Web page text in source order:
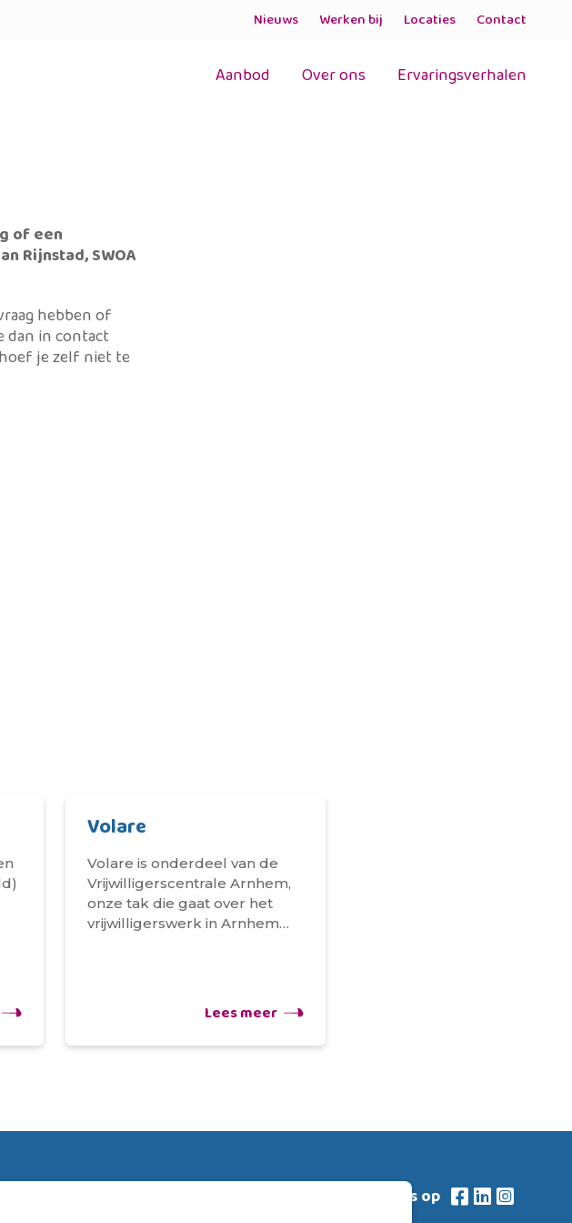
Nieuws Werken bij Locaties Contact
Aanbod Over ons Ervaringsverhalen
of een
Rijnstad, SWOA
hebben of
dan in contact
je zelf niet te
Volare
Volare is onderdeel van de
Vrijwilligerscentrale Arnhem,
onze tak die gaat over het
vrijwilligerswerk in Arnhem…
Lees meer
vind ons op